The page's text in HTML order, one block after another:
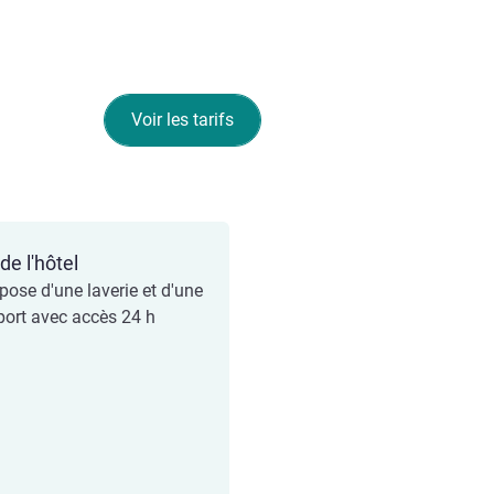
Voir les tarifs
l'hôtel
d'une laverie et d'une
avec accès 24 h